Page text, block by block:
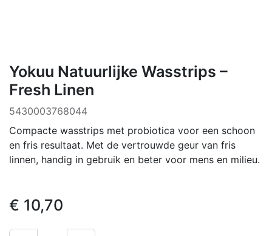
Yokuu Natuurlijke Wasstrips –
Fresh Linen
5430003768044
Compacte wasstrips met probiotica voor een schoon
en fris resultaat. Met de vertrouwde geur van fris
linnen, handig in gebruik en beter voor mens en milieu.
€ 10,70